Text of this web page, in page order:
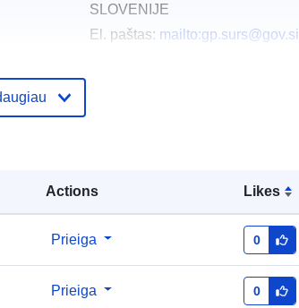
Actions Likes
Prieiga 0
Prieiga 0
SLOVENIJE
El. paštas: mailto:gp.surs@gov.si
įrašas:
s2974568s